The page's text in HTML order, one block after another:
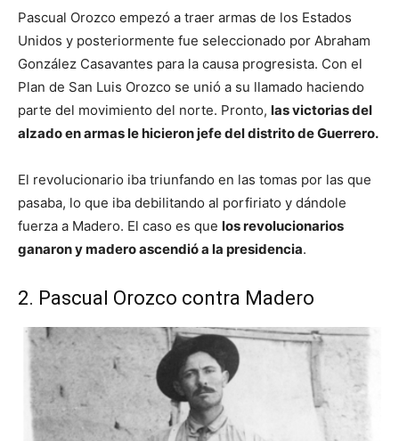
Pascual Orozco empezó a traer armas de los Estados
Unidos y posteriormente fue seleccionado por Abraham
González Casavantes para la causa progresista. Con el
Plan de San Luis Orozco se unió a su llamado haciendo
parte del movimiento del norte. Pronto, las victorias del
alzado en armas le hicieron jefe del distrito de Guerrero.
El revolucionario iba triunfando en las tomas por las que
pasaba, lo que iba debilitando al porfiriato y dándole
fuerza a Madero. El caso es que los revolucionarios
ganaron y madero ascendió a la presidencia.
2. Pascual Orozco contra Madero